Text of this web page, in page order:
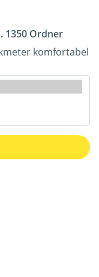
1350 Ordner
komfortabel